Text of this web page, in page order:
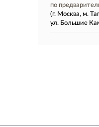
по
(г. Москва, м.
ул. Большие